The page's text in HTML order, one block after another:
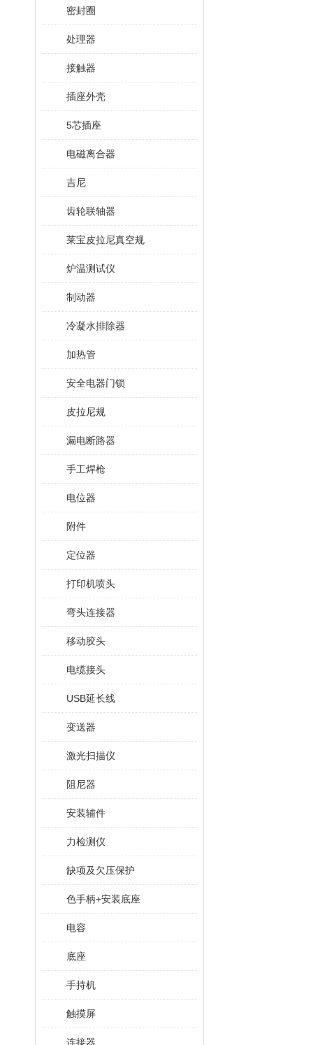
密封圈
处理器
接触器
插座外壳
5芯插座
电磁离合器
吉尼
齿轮联轴器
莱宝皮拉尼真空规
炉温测试仪
制动器
冷凝水排除器
加热管
安全电器门锁
皮拉尼规
漏电断路器
手工焊枪
电位器
附件
定位器
打印机喷头
弯头连接器
移动胶头
电缆接头
USB延长线
变送器
激光扫描仪
阻尼器
安装辅件
力检测仪
缺项及欠压保护
色手柄+安装底座
电容
底座
手持机
触摸屏
连接器